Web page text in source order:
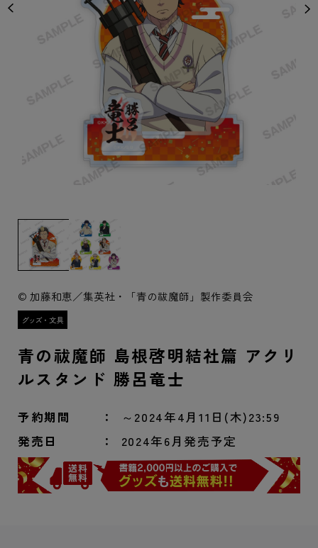
© 加藤和恵／集英社・「青の祓魔師」製作委員会
青の祓魔師 島根啓明結社篇 アクリ
ルスタンド 勝呂竜士
予約期間
～2024年4月11日(木)23:59
発売日
2024年6月発売予定